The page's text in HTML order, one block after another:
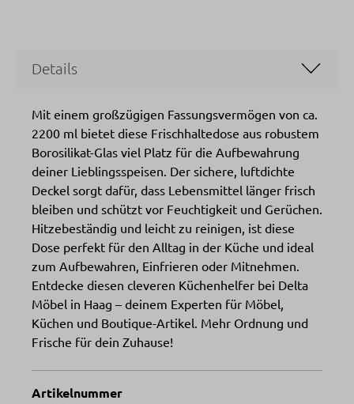
Details
Mit einem großzügigen Fassungsvermögen von ca.
2200 ml bietet diese Frischhaltedose aus robustem
Borosilikat-Glas viel Platz für die Aufbewahrung
deiner Lieblingsspeisen. Der sichere, luftdichte
Deckel sorgt dafür, dass Lebensmittel länger frisch
bleiben und schützt vor Feuchtigkeit und Gerüchen.
Hitzebeständig und leicht zu reinigen, ist diese
Dose perfekt für den Alltag in der Küche und ideal
zum Aufbewahren, Einfrieren oder Mitnehmen.
Entdecke diesen cleveren Küchenhelfer bei Delta
Möbel in Haag – deinem Experten für Möbel,
Küchen und Boutique-Artikel. Mehr Ordnung und
Frische für dein Zuhause!
Artikelnummer